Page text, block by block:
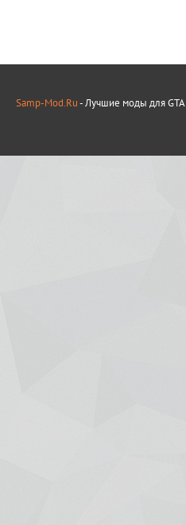
Samp-Mod.Ru- Лучшие моды для